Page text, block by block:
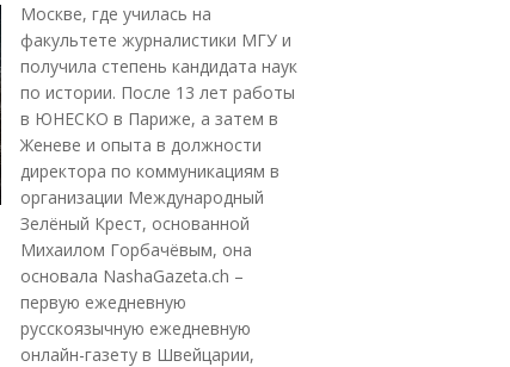
Москве, где училась на
факультете журналистики МГУ и
получила степень кандидата наук
по истории. После 13 лет работы
в ЮНЕСКО в Париже, а затем в
Женеве и опыта в должности
директора по коммуникациям в
организации Международный
Зелёный Крест, основанной
Михаилом Горбачёвым, она
основала NashaGazeta.ch –
первую ежедневную
русскоязычную ежедневную
онлайн-газету в Швейцарии,